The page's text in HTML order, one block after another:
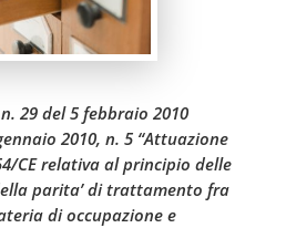
29 del 5 febbraio 2010
2010, n. 5 “Attuazione
CE relativa al principio delle
parita’ di trattamento fra
di occupazione e